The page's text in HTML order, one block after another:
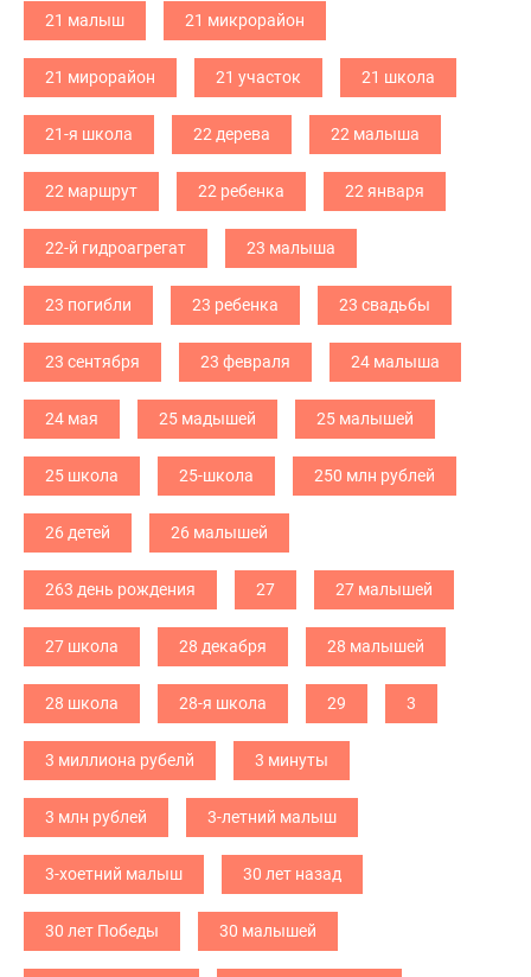
21 малыш 21 микрорайон
21 мирорайон 21 участок 21 школа
21-я школа 22 дерева 22 малыша
22 маршрут 22 ребенка 22 января
22-й гидроагрегат 23 малыша
23 погибли 23 ребенка 23 свадьбы
23 сентября 23 февраля 24 малыша
24 мая 25 мадышей 25 малышей
25 школа 25-школа 250 млн рублей
26 детей 26 малышей
263 день рождения 27 27 малышей
27 школа 28 декабря 28 малышей
28 школа 28-я школа 29 3
3 миллиона рубелй 3 минуты
3 млн рублей 3-летний малыш
3-хоетний малыш 30 лет назад
30 лет Победы 30 малышей